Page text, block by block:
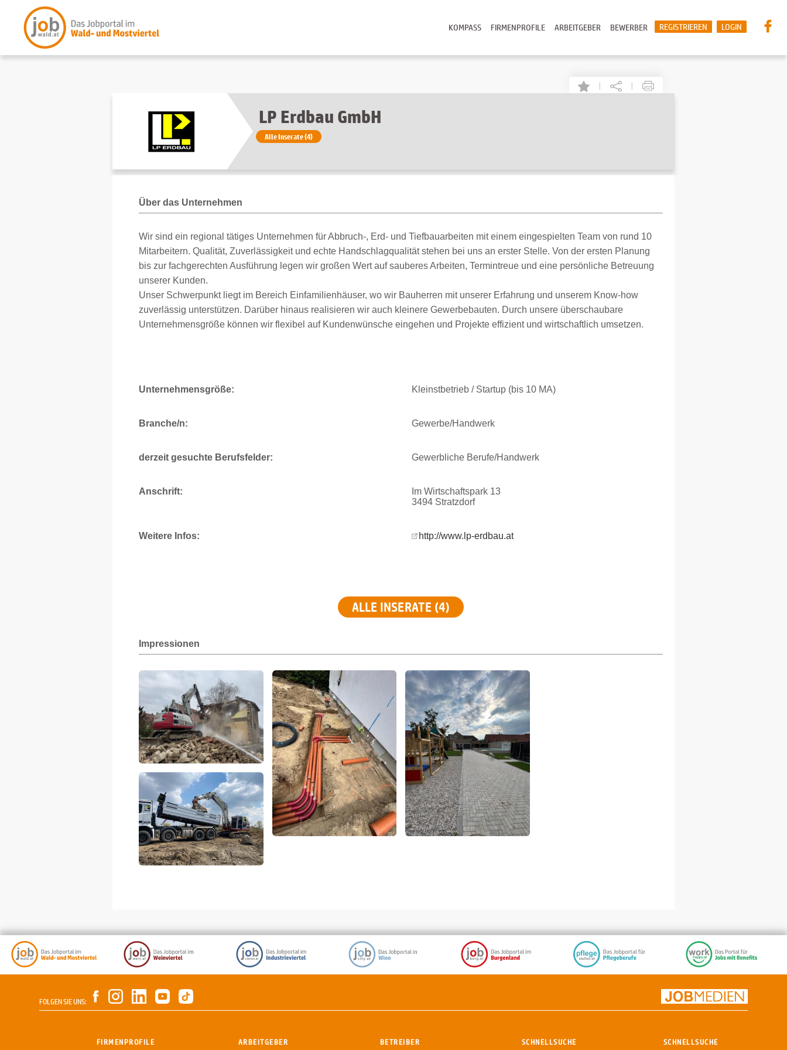
LOGIN
REGISTRIEREN
BEWERBER
ARBEITGEBER
FIRMENPROFILE
KOMPASS
| |
LP Erdbau GmbH
Alle Inserate (4)
Über das Unternehmen
Wir sind ein regional tätiges Unternehmen für Abbruch-, Erd- und Tiefbauarbeiten mit einem eingespielten Team von rund 10
Mitarbeitern. Qualität, Zuverlässigkeit und echte Handschlagqualität stehen bei uns an erster Stelle. Von der ersten Planung
bis zur fachgerechten Ausführung legen wir großen Wert auf sauberes Arbeiten, Termintreue und eine persönliche Betreuung
unserer Kunden.
Unser Schwerpunkt liegt im Bereich Einfamilienhäuser, wo wir Bauherren mit unserer Erfahrung und unserem Know-how
zuverlässig unterstützen. Darüber hinaus realisieren wir auch kleinere Gewerbebauten. Durch unsere überschaubare
Unternehmensgröße können wir flexibel auf Kundenwünsche eingehen und Projekte effizient und wirtschaftlich umsetzen.
Unternehmensgröße: Kleinstbetrieb / Startup (bis 10 MA)
Branche/n: Gewerbe/Handwerk
derzeit gesuchte Berufsfelder: Gewerbliche Berufe/Handwerk
Anschrift:
Im Wirtschaftspark 13
3494 Stratzdorf
Weitere Infos: http://www.lp-erdbau.at
ALLE INSERATE (4)
Impressionen
FOLGEN SIE UNS:
FIRMENPROFILE ARBEITGEBER BETREIBER SCHNELLSUCHE SCHNELLSUCHE